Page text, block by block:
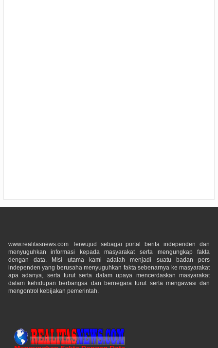
www.realitasnews.com Terwujud sebagai portal berita independen dan
menyuguhkan informasi kepada masyarakat serta mengungkap fakta
dengan data. Misi utama kami adalah menjadi suatu badan pers
independen yang berusaha menyuguhkan fakta sebenarnya ke masyarakat
apa adanya, serta turut serta dalam upaya mencerdaskan masyarakat
dalam kehidupan berbangsa dan bernegara turut serta mengawasi dan
mengontrol kebijakan pemerintah.